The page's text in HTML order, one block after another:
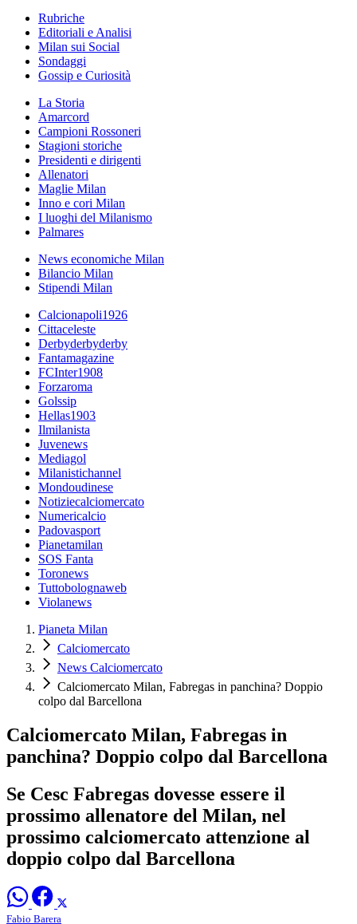
Rubriche
Editoriali e Analisi
Milan sui Social
Sondaggi
Gossip e Curiosità
La Storia
Amarcord
Campioni Rossoneri
Stagioni storiche
Presidenti e dirigenti
Allenatori
Maglie Milan
Inno e cori Milan
I luoghi del Milanismo
Palmares
News economiche Milan
Bilancio Milan
Stipendi Milan
Calcionapoli1926
Cittaceleste
Derbyderbyderby
Fantamagazine
FCInter1908
Forzaroma
Golssip
Hellas1903
Ilmilanista
Juvenews
Mediagol
Milanistichannel
Mondoudinese
Notiziecalciomercato
Numericalcio
Padovasport
Pianetamilan
SOS Fanta
Toronews
Tuttobolognaweb
Violanews
Pianeta Milan
Calciomercato
News Calciomercato
Calciomercato Milan, Fabregas in panchina? Doppio
colpo dal Barcellona
Calciomercato Milan, Fabregas in
panchina? Doppio colpo dal Barcellona
Se Cesc Fabregas dovesse essere il
prossimo allenatore del Milan, nel
prossimo calciomercato attenzione al
doppio colpo dal Barcellona
Fabio Barera